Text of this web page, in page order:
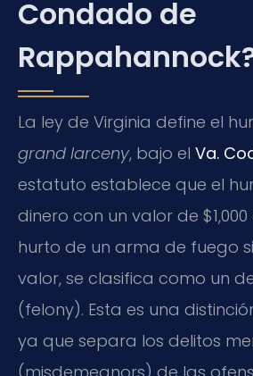
Condado de
La ley de Virginia define el
grand larceny, bajo el Va.
estatuto establece que el
dinero con un valor de
hurto de un arma de fuego
valor, se clasifica como un
(felony). Esta es una
ya que separa los delitos